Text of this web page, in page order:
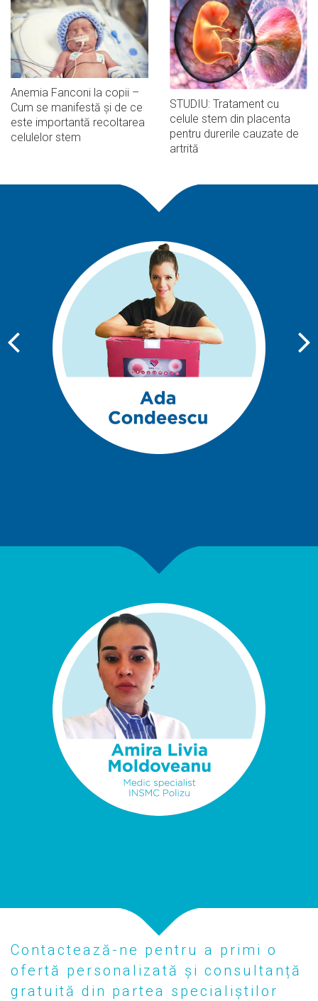
Anemia Fanconi la copii –
Cum se manifestă și de ce
este importantă recoltarea
celulelor stem
STUDIU: Tratament cu
celule stem din placenta
pentru durerile cauzate de
artrită
Contactează-ne pentru a primi o
ofertă personalizată și consultanță
gratuită din partea specialiștilor